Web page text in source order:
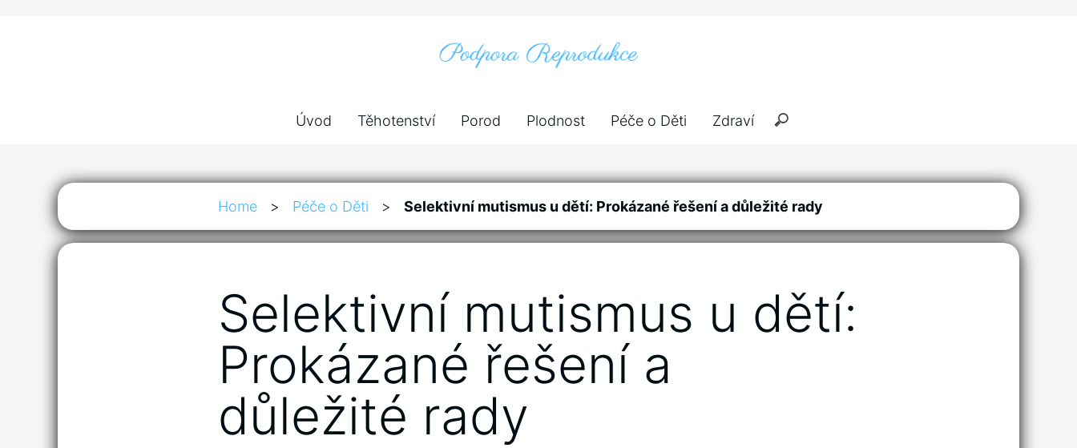
Úvod Těhotenství Porod Plodnost Péče o Děti Zdraví
Home > Péče o Děti > Selektivní mutismus u dětí: Prokázané řešení a důležité rady
Selektivní mutismus u dětí:
Prokázané řešení a
důležité rady